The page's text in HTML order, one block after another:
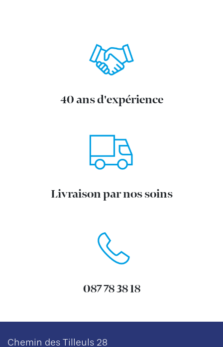
40 ans d'expérience
Livraison par nos soins
087 78 38 18
Chemin des Tilleuls 28